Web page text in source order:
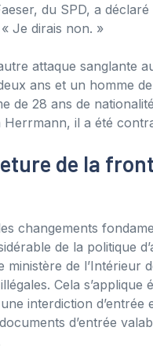
du SPD, a
Je dirais non. »
attaque sanglante
ans et un homme
de 28 ans de
il a été
de la
changements
de la politique
ministère de
Cela
interdiction d’entrée
d’entrée